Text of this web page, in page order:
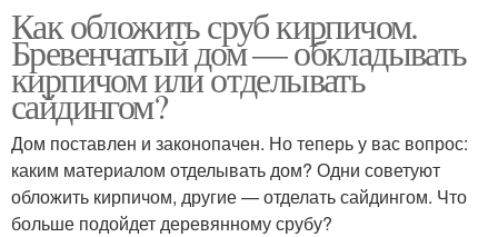
Как обложить сруб кирпичом.
Бревенчатый дом — обкладывать
кирпичом или отделывать
сайдингом?
Дом поставлен и законопачен. Но теперь у вас вопрос:
каким материалом отделывать дом? Одни советуют
обложить кирпичом, другие — отделать сайдингом. Что
больше подойдет деревянному срубу?